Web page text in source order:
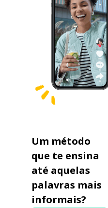
Um método
que te ensina
até aquelas
palavras mais
informais?